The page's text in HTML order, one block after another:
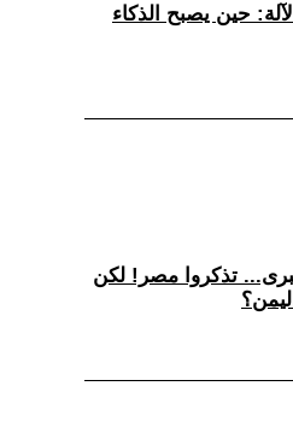
حين يصبح الذكاء
تذكروا مصر! لكن